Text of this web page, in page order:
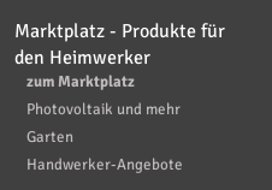
Marktplatz - Produkte für
den Heimwerker
zum Marktplatz
Photovoltaik und mehr
Garten
Handwerker-Angebote